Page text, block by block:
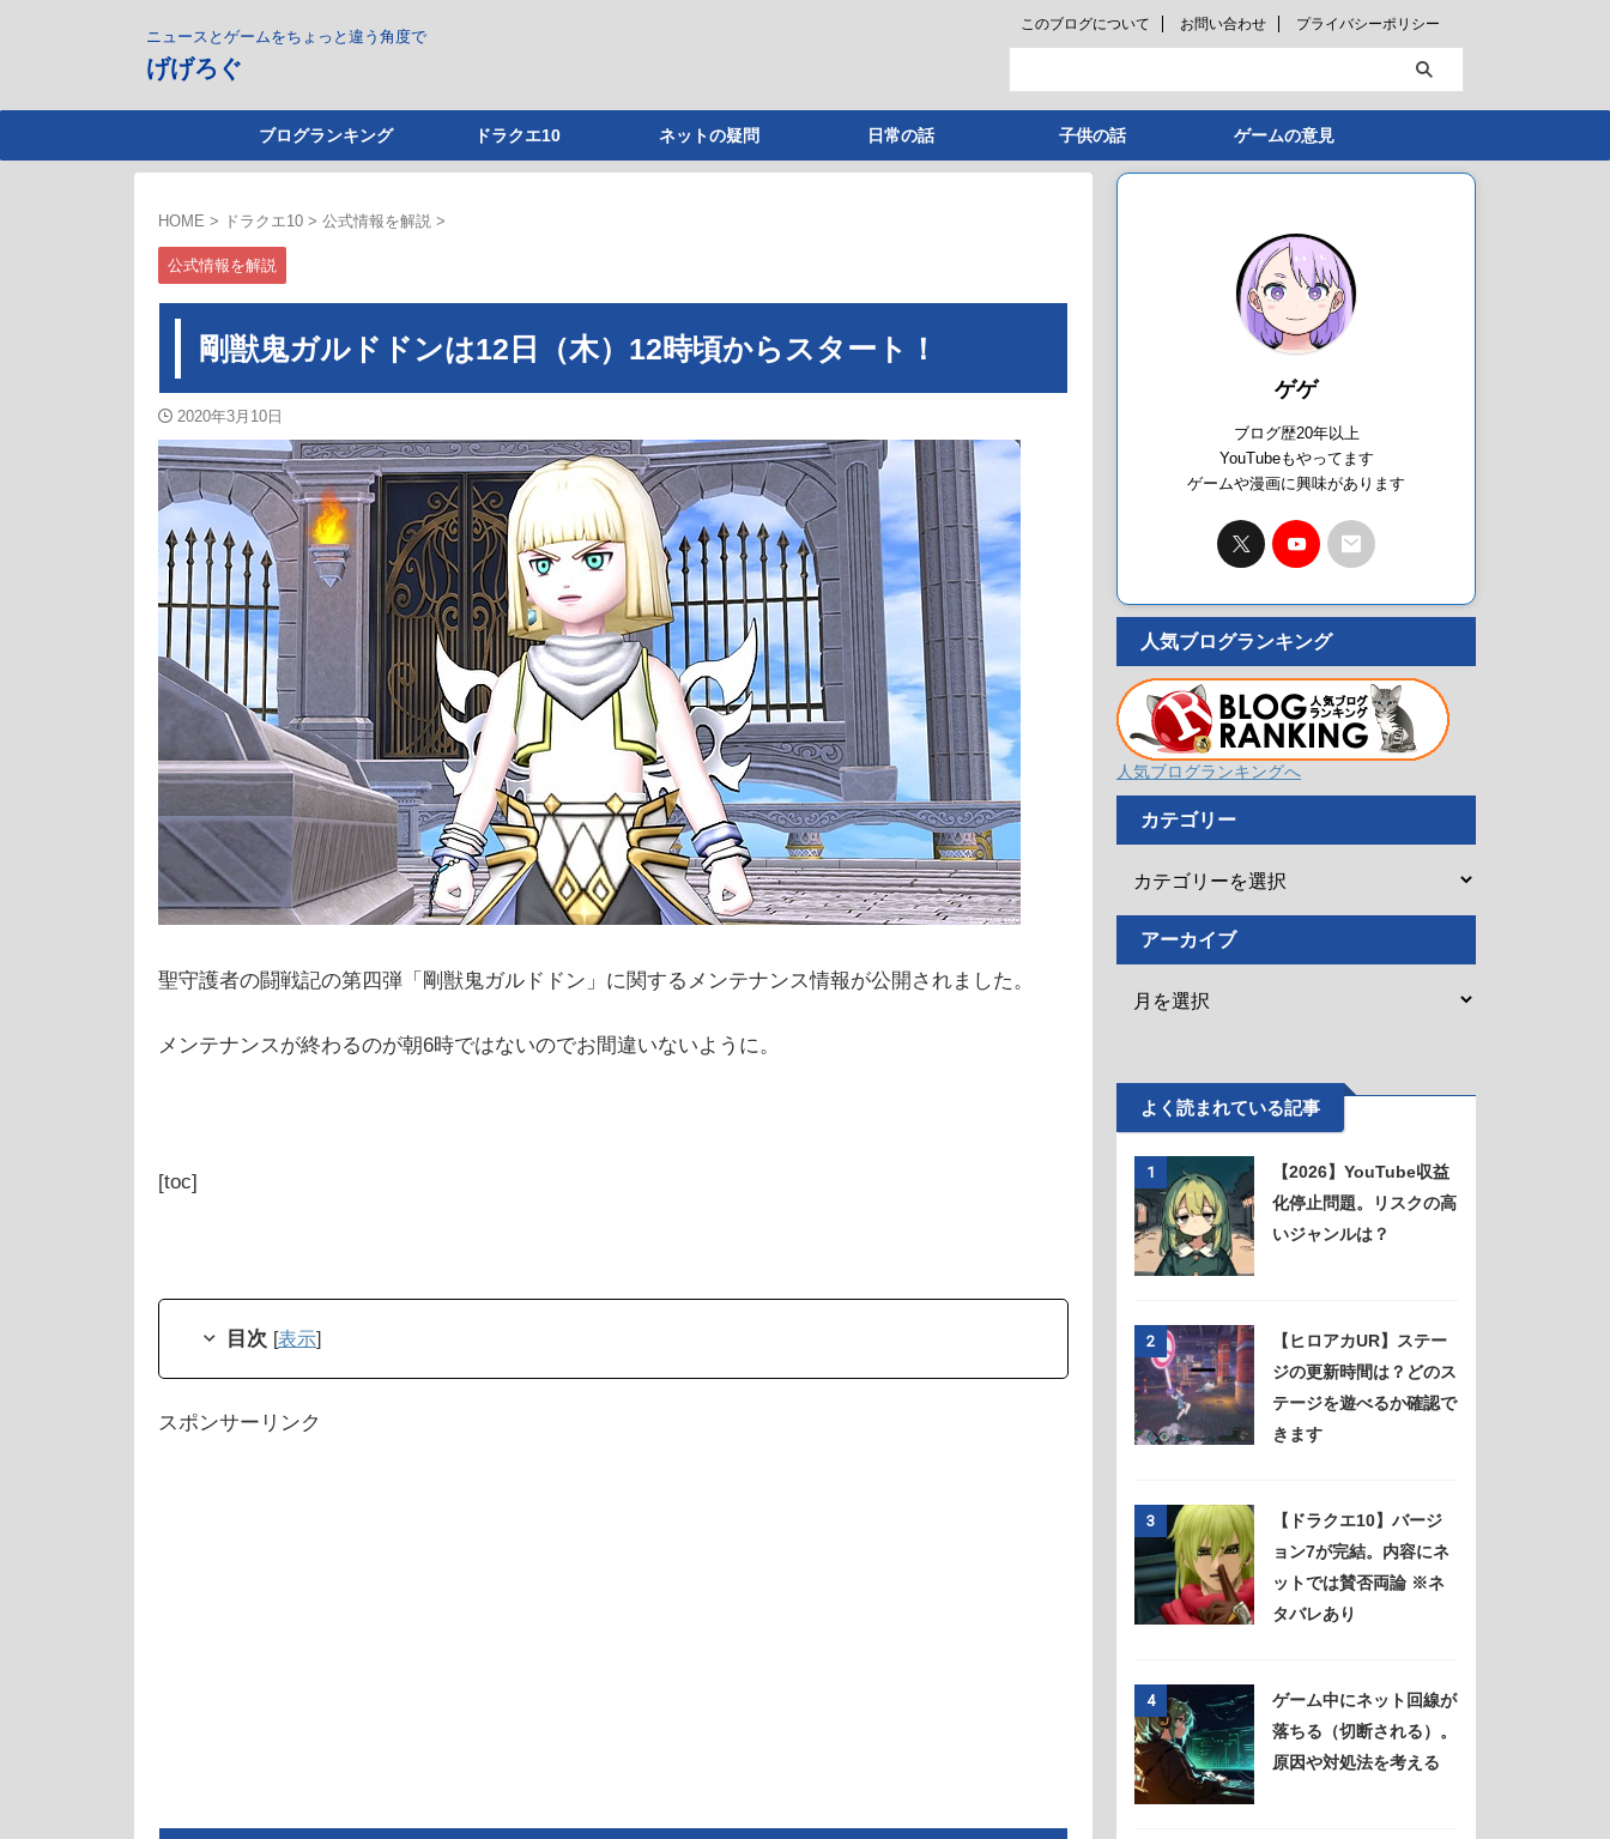
ニュースとゲームをちょっと違う角度で
げげろぐ
このブログについて お問い合わせ プライバシーポリシー
ブログランキング ドラクエ10 ネットの疑問 日常の話 子供の話 ゲームの意見
HOME > ドラクエ10 > 公式情報を解説 >
公式情報を解説
剛獣鬼ガルドドンは12日（木）12時頃からスタート！
2020年3月10日
聖守護者の闘戦記の第四弾「剛獣鬼ガルドドン」に関するメンテナンス情報が公開されました。
メンテナンスが終わるのが朝6時ではないのでお間違いないように。
[toc]
目次 [表示]
スポンサーリンク
ゲゲ
ブログ歴20年以上
YouTubeもやってます
ゲームや漫画に興味があります
人気ブログランキング
人気ブログランキングへ
カテゴリー
アーカイブ
よく読まれている記事
1
【2026】YouTube収益
化停止問題。リスクの高
いジャンルは？
2
【ヒロアカUR】ステー
ジの更新時間は？どのス
テージを遊べるか確認で
きます
3
【ドラクエ10】バージ
ョン7が完結。内容にネ
ットでは賛否両論 ※ネ
タバレあり
4
ゲーム中にネット回線が
落ちる（切断される）。
原因や対処法を考える